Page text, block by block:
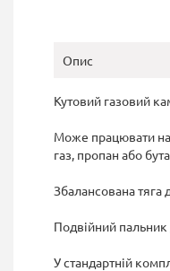
Опис
Кутовий газовий
Може працювати на
газ, пропан або
Збалансована тяга
Подвійний пальник
У стандартній